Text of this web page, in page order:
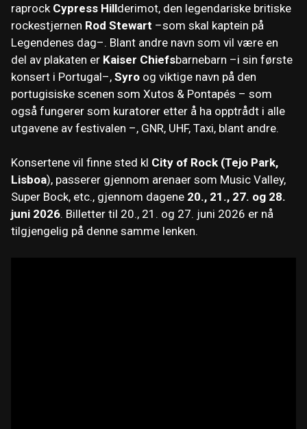
raprock Cypress Hillderimot, den legendariske britiske
rockestjernen Rod Stewart –som skal kaptein på
Legendenes dag–. Blant andre navn som vil være en
del av plakaten er Kaiser Chiefsbarnebarn –i sin første
konsert i Portugal–, Syro og viktige navn på den
portugisiske scenen som Xutos & Pontapés – som
også fungerer som kuratorer etter å ha opptrådt i alle
utgavene av festivalen –, GNR, UHF, Taxi, blant andre.
Konsertene vil finne sted kl City of Rock (Tejo Park,
Lisboa), passerer gjennom arenaer som Music Valley,
Super Bock, etc., gjennom dagene 20., 21., 27. og 28.
juni 2026. Billetter til 20., 21. og 27. juni 2026 er nå
tilgjengelig på denne samme lenken.